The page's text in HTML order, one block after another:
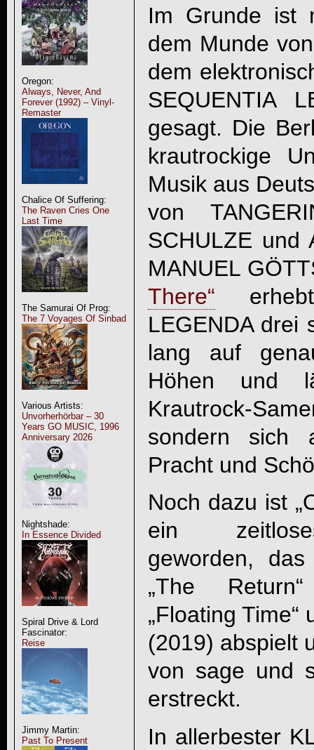
Oregon:
Always, Never, And
Forever (1992) – Vinyl-
Remaster
Chalice Of Suffering:
The Raven Cries One
Last Time
The Samurai Of Prog:
The 7 Voyages Of Sinbad
Various Artists:
Unvorherhörbar – 30
Years GO MUSIC, 1996
Anniversary 2026
Nightshade:
In Essence Divided
Spiral Drive & Lord
Fascinator:
Reise
Jimmy Martin:
Past To Present
Im Grunde ist
dem Munde
dem
SEQUENTIA
gesagt. Die
krautrockige
Musik aus
von
SCHULZE und
MANUEL
There“
LEGENDAdrei
lang auf
Höhen und
Krautrock-
sondern sich
Pracht und
Noch dazu ist „
ein
geworden,
„The
„Floating Time“
(2019) abspielt
von sage und
erstreckt.
In allerbester